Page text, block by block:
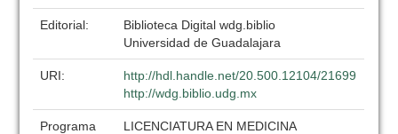
Editorial:
Biblioteca Digital wdg.biblio
Universidad de Guadalajara
URI:
http://hdl.handle.net/20.500.12104/21699
http://wdg.biblio.udg.mx
Programa
LICENCIATURA EN MEDICINA